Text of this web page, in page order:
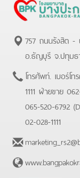
757 ถนนรังสิต -
อ.ธัญบุรี จ.ปทุมธ
โทรศัพท์. เบอร์โ
1111 ฝ่ายขาย
065-520-6792
02-028-1111